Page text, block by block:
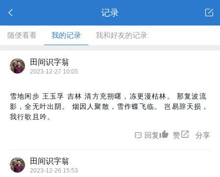
记录
随便看看 我的记录 我和好友的记录
田间识字翁
2023-12-27 10:05
雪地闲步 王玉孚 吉林 清方充朔曙，冻更漫枯林。 那复波流
影，全无叶出阴。 烟因人聚散，雪作蝶飞临。 岂易辞天损，
我行歌且吟。
回复 赞 分享
田间识字翁
2023-12-26 15:53